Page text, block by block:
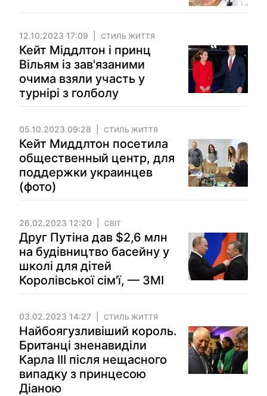
12.10.2023 17:09 СТИЛЬ ЖИТТЯ
Кейт Міддлтон і принц
Вільям із зав'язаними
очима взяли участь у
турнірі з голболу
05.10.2023 09:28 СТИЛЬ ЖИТТЯ
Кейт Миддлтон посетила
общественный центр, для
поддержки украинцев
(фото)
26.02.2023 12:20 СВІТ
Друг Путіна дав $2,6 млн
на будівництво басейну у
школі для дітей
Королівської сім'ї, — ЗМІ
03.02.2023 14:27 СТИЛЬ ЖИТТЯ
Найбоягузливіший король.
Британці зненавиділи
Карла III після нещасного
випадку з принцесою
Діаною